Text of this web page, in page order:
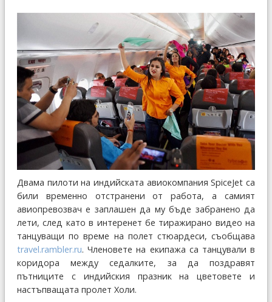
Двама пилоти на индийската авиокомпания SpiceJet са
били временно отстранени от работа, а самият
авиопревозвач е заплашен да му бъде забранено да
лети, след като в интеренет бе тиражирано видео на
танцуващи по време на полет стюардеси, съобщава
travel.rambler.ru. Членовете на екипажа са танцували в
коридора между седалките, за да поздравят
пътниците с индийския празник на цветовете и
настъпващата пролет Холи.